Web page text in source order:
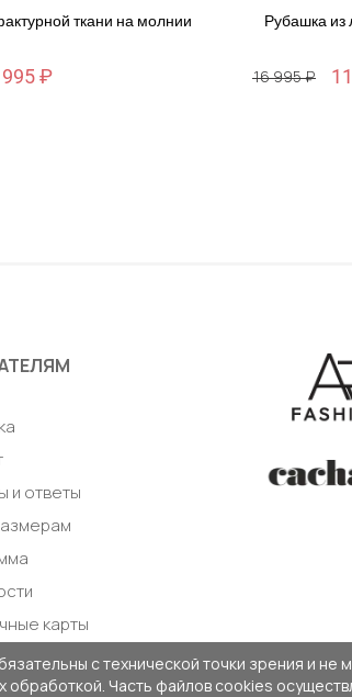
ткани на молнии
₽
Рубашка из
16 995 ₽
и ответы
карты
с технической точки зрения и не
обработкой. Часть файлов cookies